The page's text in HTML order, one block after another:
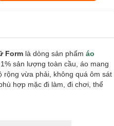
Form là dòng sản phẩm áo
sản lượng toàn cầu, áo mang
rộng vừa phải, không quá ôm sát
hợp mặc đi làm, đi chơi, thể